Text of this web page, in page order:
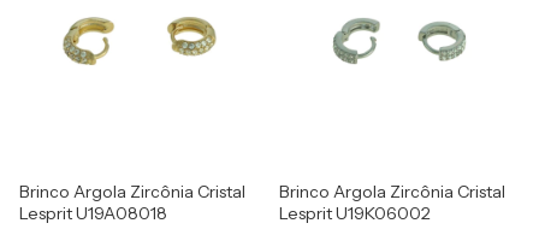
Brinco Argola Zircônia Cristal
Lesprit U19A08018
Brinco Argola Zircônia Cristal
Lesprit U19K06002